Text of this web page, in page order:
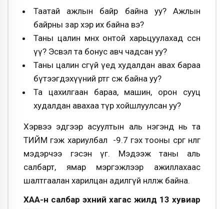
Таатай ажлын байр байна уу? Ажлын
байрны зар хэр их байна вэ?
Таны цалин өмнөх онтой харьцуулахад өссөн
үү? Эсвэл та бонус авч чадсан уу?
Таны цалин өсөөгүй үед худалдан авах бараа
бүтээгдэхүүний өртөг өсөж байна уу?
Та цахилгаан бараа, машин, орон сууц
худалдан авахаа түр хойшлуулсан уу?
Хэрвээ эдгээр асуултын аль нэгэнд нь та
ТИЙМ гэж хариулбал -9.7 гэх тооны сөрөг нөлөөг
мэдэрчээ гэсэн үг. Мэдээж таны аль
салбарт, ямар мэргэжлээр ажиллахаас
шалтгаалан харилцан адилгүй нөлөөлж байна.
ХАА-н салбар эхний хагас жилд 13 хувиар